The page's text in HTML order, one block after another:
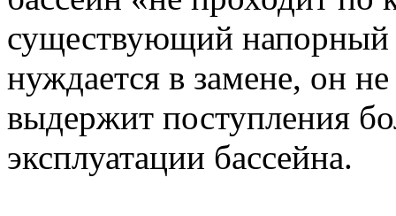
существующий напорный
нуждается в замене, он
выдержит поступления
эксплуатации бассейна.